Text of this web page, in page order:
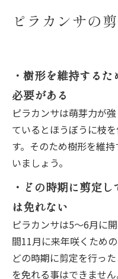
ピラカンサの
・樹形を維持する
必要がある
ピラカンサは萌芽力が
ているとほうぼうに枝
す。そのため樹形を維
いましょう。
・どの時期に剪定
は免れない
ピラカンサは5～6月に
間11月に来年咲くため
どの時期に剪定を行っ
を免れる事はできませ